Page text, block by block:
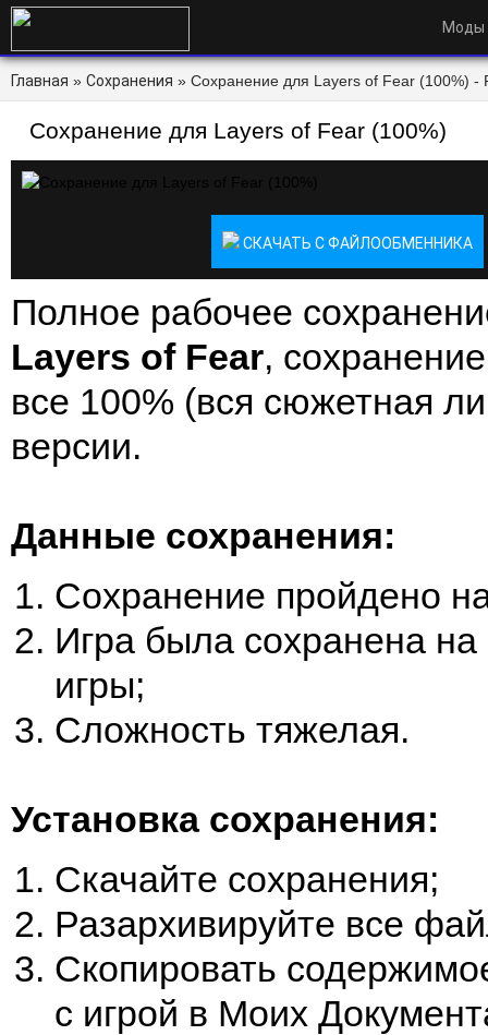
Моды
Главная » Сохранения » Сохранение для Layers of Fear (100%) -
Сохранение для Layers of Fear (100%)
СКАЧАТЬ С ФАЙЛООБМЕННИКА
Полное рабочее
Layers of Fear,
все 100% (вся сюжетная
версии.
Данные сохранения:
Сохранение пройдено
Игра была сохранена на
игры;
Сложность тяжелая.
Установка сохранения:
Скачайте сохранения;
Разархивируйте все
Скопировать
с игрой в Моих